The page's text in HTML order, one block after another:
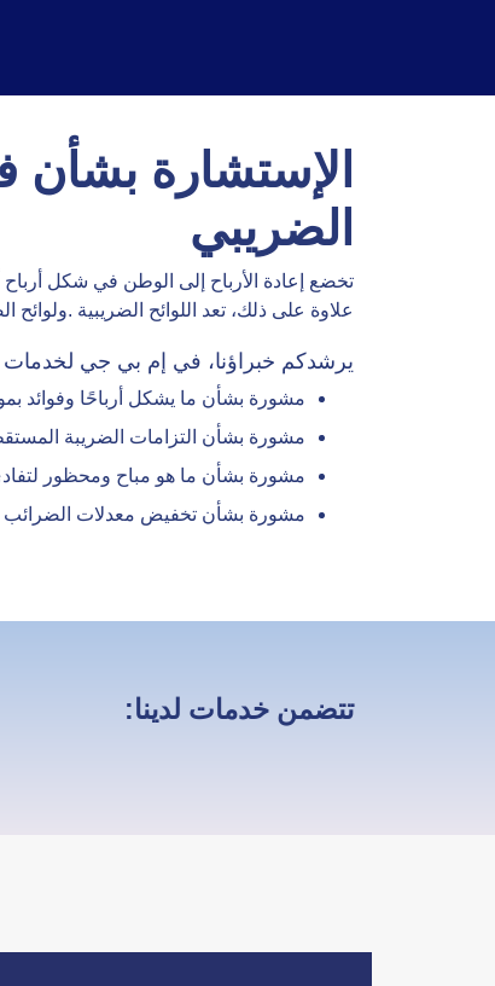
الإستشارة بشأن
الضريبي
تخضع إعادة الأرباح إلى الوطن في شكل
علاوة على ذلك، تعد اللوائح الضريبية
يرشدكم خبراؤنا، في إم بي جي لخدمات
مشورة بشأن ما يشكل أرباحًا وفوائد
مشورة بشأن التزامات الضريبة
مشورة بشأن ما هو مباح ومحظور لتفادي
مشورة بشأن تخفيض معدلات الضرائب
تتضمن خدمات لدينا: